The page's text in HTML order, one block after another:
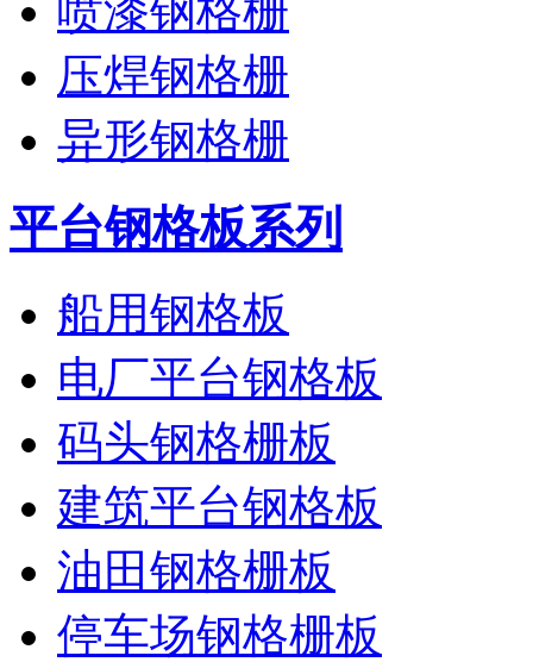
喷漆钢格栅
压焊钢格栅
异形钢格栅
平台钢格板系列
船用钢格板
电厂平台钢格板
码头钢格栅板
建筑平台钢格板
油田钢格栅板
停车场钢格栅板